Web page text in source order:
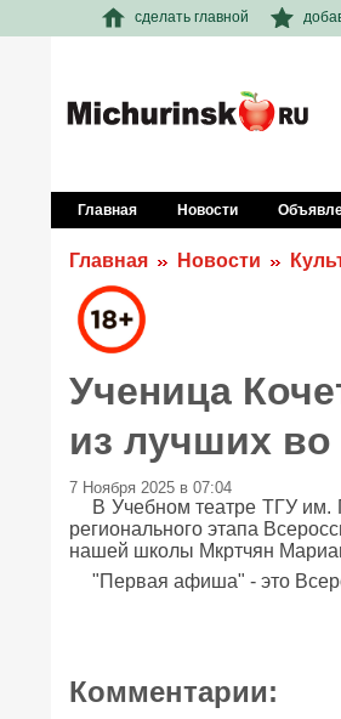
сделать главной
Главная Новости
Главная Новости
Ученица
из лучших во
7 Ноября 2025 в 07:04
В Учебном театре ТГУ им.
регионального этапа
нашей школы Мкртчян
"Первая афиша" - это
Комментарии: